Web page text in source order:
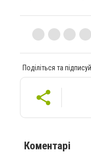
Поділіться та
Коментарі